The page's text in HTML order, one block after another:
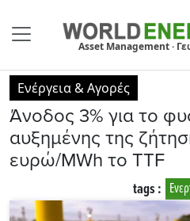
Asset Management ·
Ενέργεια & Αγορές
Άνοδος 3% για το
αυξημένης της
ευρώ/MWh το TTF
tags :